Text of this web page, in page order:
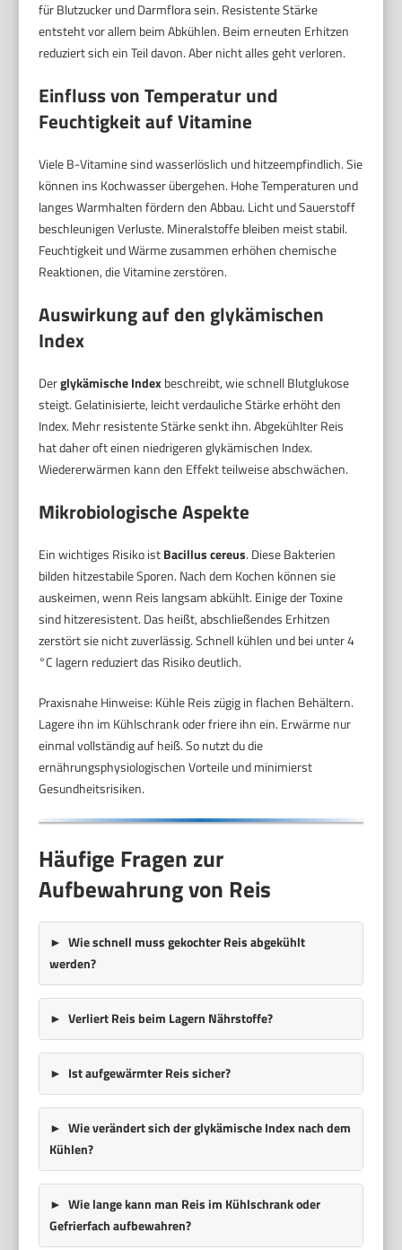
für Blutzucker und Darmflora sein. Resistente Stärke
entsteht vor allem beim Abkühlen. Beim erneuten Erhitzen
reduziert sich ein Teil davon. Aber nicht alles geht verloren.
Einfluss von Temperatur und
Feuchtigkeit auf Vitamine
Viele B-Vitamine sind wasserlöslich und hitzeempfindlich. Sie
können ins Kochwasser übergehen. Hohe Temperaturen und
langes Warmhalten fördern den Abbau. Licht und Sauerstoff
beschleunigen Verluste. Mineralstoffe bleiben meist stabil.
Feuchtigkeit und Wärme zusammen erhöhen chemische
Reaktionen, die Vitamine zerstören.
Auswirkung auf den glykämischen
Index
Derglykämische Indexbeschreibt, wie schnell Blutglukose
steigt. Gelatinisierte, leicht verdauliche Stärke erhöht den
Index. Mehr resistente Stärke senkt ihn. Abgekühlter Reis
hat daher oft einen niedrigeren glykämischen Index.
Wiedererwärmen kann den Effekt teilweise abschwächen.
Mikrobiologische Aspekte
Ein wichtiges Risiko istBacillus cereus. Diese Bakterien
bilden hitzestabile Sporen. Nach dem Kochen können sie
auskeimen, wenn Reis langsam abkühlt. Einige der Toxine
sind hitzeresistent. Das heißt, abschließendes Erhitzen
zerstört sie nicht zuverlässig. Schnell kühlen und bei unter 4
°C lagern reduziert das Risiko deutlich.
Praxisnahe Hinweise: Kühle Reis zügig in flachen Behältern.
Lagere ihn im Kühlschrank oder friere ihn ein. Erwärme nur
einmal vollständig auf heiß. So nutzt du die
ernährungsphysiologischen Vorteile und minimierst
Gesundheitsrisiken.
Häufige Fragen zur
Aufbewahrung von Reis
Wie schnell muss gekochter Reis abgekühlt
werden?
Verliert Reis beim Lagern Nährstoffe?
Ist aufgewärmter Reis sicher?
Wie verändert sich der glykämische Index nach dem
Kühlen?
Wie lange kann man Reis im Kühlschrank oder
Gefrierfach aufbewahren?